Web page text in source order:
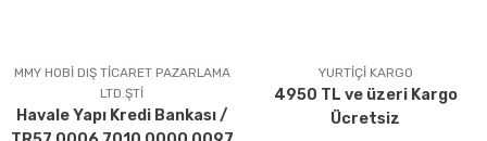
Ürün açıklamasında eksik bilgiler bulunuyor.
Ürün bilgilerinde hatalar bulunuyor.
Ürün fiyatı diğer sitelerden daha pahalı.
MMY HOBİ DIŞ TİCARET PAZARLAMA
LTD.ŞTİ
Havale Yapı Kredi Bankası /
YURTİÇİ KARGO
4950 TL ve üzeri Kargo
Ücretsiz